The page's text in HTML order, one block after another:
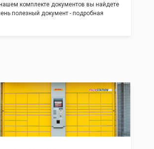
комплекте документов вы найдете
полезный документ - подробная
отказа. С данной инструкцией вы
знать все шаги, что даст вам
в прохождении регистрации
компании!